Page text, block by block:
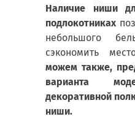
Наличие ниши
подлокотниках
небольшого
сэкономить
можем также,
варианта
декоративной
ниши.